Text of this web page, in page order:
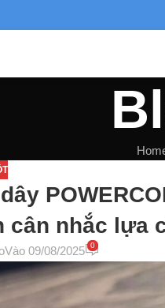
cân nhắc lựa
Vào 09/08/2025 0